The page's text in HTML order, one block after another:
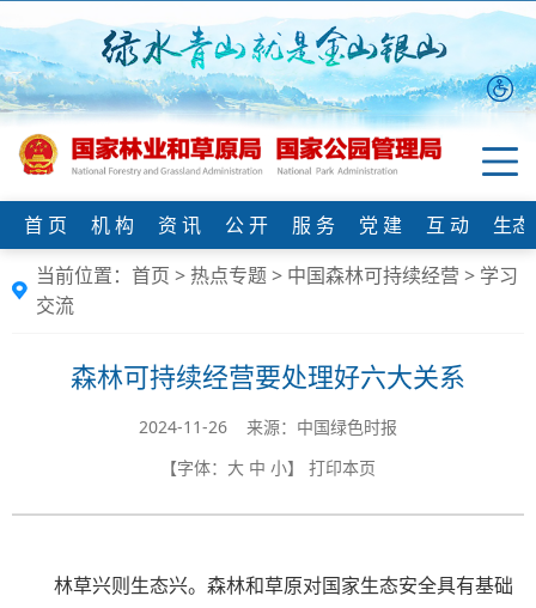
首 页 机 构 资 讯 公 开 服 务 党 建 互 动
生
当前位置： 首页 > 热点专题> 中国森林可持续经营 > 学习
交流
​森林可持续经营要处理好六大关系
2024-11-26 来源：中国绿色时报
【字体： 大 中 小】 打印本页
林草兴则生态兴。森林和草原对国家生态安全具有基础